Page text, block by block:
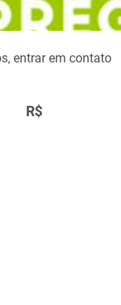
entrar em contato
R$